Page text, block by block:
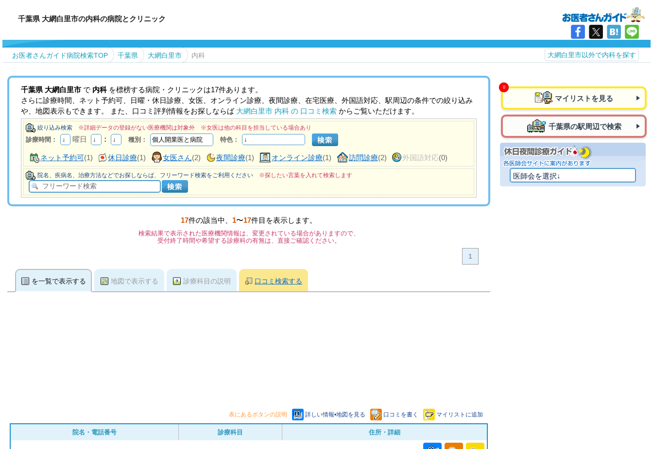
千葉県 大網白里市の内科の病院とクリニック
お医者さんガイド病院検索TOP 千葉県 大網白里市 内科 大網白里市以外で内科を探す
千葉県 大網白里市 で 内科を標榜する病院・クリニックは17件あります。
さらに診療時間、ネット予約可、日曜・休日診療、女医、オンライン診療、夜間診療、在宅医療、外国語対応、駅周辺の条件での絞り込み
や、地図表示もできます。 また、口コミ評判情報をお探しならば 大網白里市 内科 の 口コミ検索 からご覧いただけます。
絞り込み検索 ※詳細データの登録がない医療機関は対象外 ※女医は他の科目を担当している場合あり
診療時間： 曜日 ： 種別： 特色：
ネット予約可(1) 休日診療(1) 女医さん(2) 夜間診療(1) オンライン診療(1) 訪問診療(2) 外国語対応(0)
院名、疾病名、治療方法などでお探しならば、フリーワード検索をご利用ください ※探したい言葉を入れて検索します
17件の該当中、 1〜17件目を表示します。
検索結果で表示された医療機関情報は、変更されている場合がありますので、
受付終了時間や希望する診療科の有無は、直接ご確認ください。
1
を一覧で表示する 地図で表示する 診療科目の説明 口コミ検索する
表にあるボタンの説明 詳しい情報•地図を見る 口コミを書く マイリストに追加
院名・電話番号 診療科目 住所・詳細
マイリストを見る
千葉県の駅周辺で検索